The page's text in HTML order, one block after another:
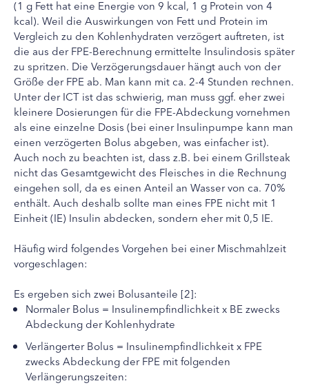
(1 g Fett hat eine Energie von 9 kcal, 1 g Protein von 4
kcal). Weil die Auswirkungen von Fett und Protein im
Vergleich zu den Kohlenhydraten verzögert auftreten, ist
die aus der FPE-Berechnung ermittelte Insulindosis später
zu spritzen. Die Verzögerungsdauer hängt auch von der
Größe der FPE ab. Man kann mit ca. 2-4 Stunden rechnen.
Unter der ICT ist das schwierig, man muss ggf. eher zwei
kleinere Dosierungen für die FPE-Abdeckung vornehmen
als eine einzelne Dosis (bei einer Insulinpumpe kann man
einen verzögerten Bolus abgeben, was einfacher ist).
Auch noch zu beachten ist, dass z.B. bei einem Grillsteak
nicht das Gesamtgewicht des Fleisches in die Rechnung
eingehen soll, da es einen Anteil an Wasser von ca. 70%
enthält. Auch deshalb sollte man eines FPE nicht mit 1
Einheit (IE) Insulin abdecken, sondern eher mit 0,5 IE.
Häufig wird folgendes Vorgehen bei einer Mischmahlzeit
vorgeschlagen:
Es ergeben sich zwei Bolusanteile [2]:
Normaler Bolus = Insulinempfindlichkeit x BE zwecks
Abdeckung der Kohlenhydrate
Verlängerter Bolus = Insulinempfindlichkeit x FPE
zwecks Abdeckung der FPE mit folgenden
Verlängerungszeiten: